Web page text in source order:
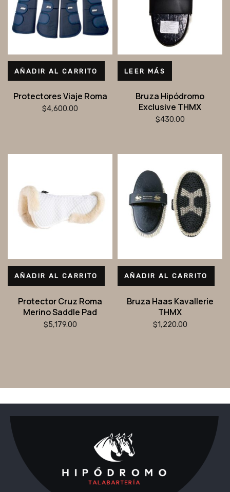
AÑADIR AL CARRITO
Protectores Viaje Roma
$4,600.00
LEER MÁS
Bruza Hipódromo
Exclusive THMX
$430.00
AÑADIR AL CARRITO
Protector Cruz Roma
Merino Saddle Pad
$5,179.00
AÑADIR AL CARRITO
Bruza Haas Kavallerie
THMX
$1,220.00